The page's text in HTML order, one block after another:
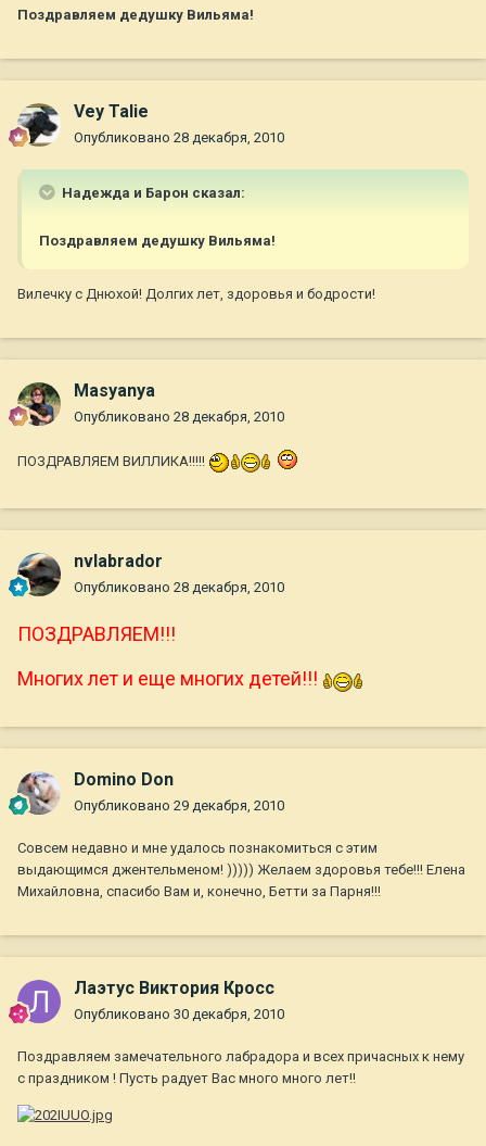
Поздравляем дедушку Вильяма!
Vey Talie
Опубликовано 28 декабря, 2010
Надежда и Барон сказал:
Поздравляем дедушку Вильяма!
Вилечку с Днюхой! Долгих лет, здоровья и бодрости!
Masyanya
Опубликовано 28 декабря, 2010
ПОЗДРАВЛЯЕМ ВИЛЛИКА!!!!!
nvlabrador
Опубликовано 28 декабря, 2010
ПОЗДРАВЛЯЕМ!!!
Многих лет и еще многих детей!!!
Domino Don
Опубликовано 29 декабря, 2010
Совсем недавно и мне удалось познакомиться с этим
выдающимся джентельменом! ))))) Желаем здоровья тебе!!! Елена
Михайловна, спасибо Вам и, конечно, Бетти за Парня!!!
Лаэтус Виктория Кросс
Опубликовано 30 декабря, 2010
Поздравляем замечательного лабрадора и всех причасных к нему
с праздником ! Пусть радует Вас много много лет!!